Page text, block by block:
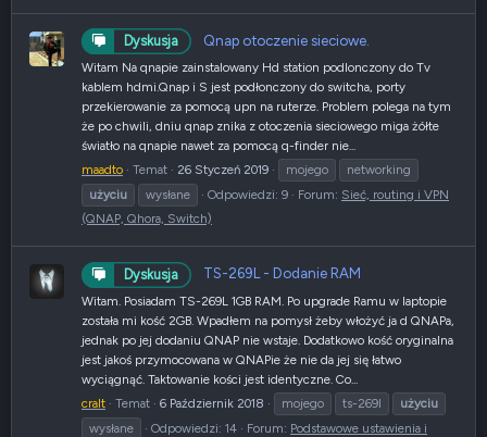
Dyskusja Qnap otoczenie sieciowe.
Witam Na qnapie zainstalowany Hd station podlonczony do Tv
kablem hdmi.Qnap i S jest podłonczony do switcha, porty
przekierowanie za pomocą upn na ruterze. Problem polega na tym
że po chwili, dniu qnap znika z otoczenia sieciowego miga żółte
światło na qnapie nawet za pomocą q-finder nie...
maadto
Temat 26 Styczeń 2019 mojego
networking
użyciu
wysłane Odpowiedzi: 9 Forum: Sieć, routing i VPN
(QNAP, Qhora, Switch)
Dyskusja TS-269L - Dodanie RAM
Witam. Posiadam TS-269L 1GB RAM. Po upgrade Ramu w laptopie
została mi kość 2GB. Wpadłem na pomysł żeby włożyć ja d QNAPa,
jednak po jej dodaniu QNAP nie wstaje. Dodatkowo kość oryginalna
jest jakoś przymocowana w QNAPie że nie da jej się łatwo
wyciągnąć. Taktowanie kości jest identyczne. Co...
cralt
Temat 6 Październik 2018 mojego ts-269l
użyciu
wysłane
Odpowiedzi: 14 Forum: Podstawowe ustawienia i